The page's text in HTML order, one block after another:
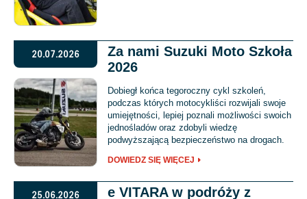
20.07.2026
Za nami Suzuki Moto Szkoła
2026
Dobiegł końca tegoroczny cykl szkoleń,
podczas których motocykliści rozwijali swoje
umiejętności, lepiej poznali możliwości swoich
jednośladów oraz zdobyli wiedzę
podwyższającą bezpieczeństwo na drogach.
DOWIEDZ SIĘ WIĘCEJ
25.06.2026
e VITARA w podróży z